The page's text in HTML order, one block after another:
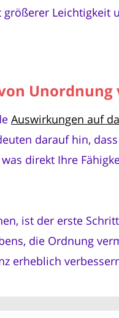
Leichtigkeit
Unordnung
Auswirkungen auf
darauf hin,
direkt Ihre
ist der erste
die Ordnung
erheblich